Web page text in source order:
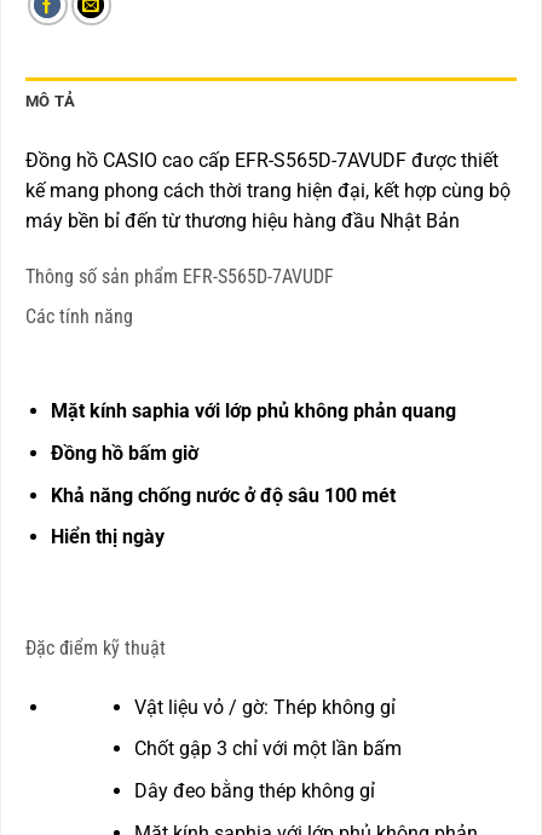
MÔ TẢ
Đồng hồ CASIO cao cấp EFR-S565D-7AVUDF được thiết
kế mang phong cách thời trang hiện đại, kết hợp cùng bộ
máy bền bỉ đến từ thương hiệu hàng đầu Nhật Bản
Thông số sản phẩm EFR-S565D-7AVUDF
Các tính năng
Mặt kính saphia với lớp phủ không phản quang
Đồng hồ bấm giờ
Khả năng chống nước ở độ sâu 100 mét
Hiển thị ngày
Đặc điểm kỹ thuật
Vật liệu vỏ / gờ: Thép không gỉ
Chốt gập 3 chỉ với một lần bấm
Dây đeo bằng thép không gỉ